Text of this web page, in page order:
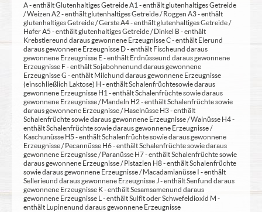
A - enthält Glutenhaltiges Getreide A1 - enthält glutenhaltiges Getreide
/ Weizen A2 - enthält glutenhaltiges Getreide / Roggen A3 - enthält
glutenhaltiges Getreide / Gerste A4 - enthält glutenhaltiges Getreide /
Hafer A5 - enthält glutenhaltiges Getreide / Dinkel B - enthält
Krebstiere und daraus gewonnene Erzeugnisse C - enthält Eier und
daraus gewonnene Erzeugnisse D - enthält Fische und daraus
gewonnene Erzeugnisse E - enthält Erdnüsse und daraus gewonnene
Erzeugnisse F - enthält Sojabohnen und daraus gewonnene
Erzeugnisse G - enthält Milch und daraus gewonnene Erzeugnisse
(einschließlich Laktose) H - enthält Schalenfrüchte sowie daraus
gewonnene Erzeugnisse H1 - enthält Schalenfrüchte sowie daraus
gewonnene Erzeugnisse / Mandeln H2 - enthält Schalenfrüchte sowie
daraus gewonnene Erzeugnisse / Haselnüsse H3 - enthält
Schalenfrüchte sowie daraus gewonnene Erzeugnisse / Walnüsse H4 -
enthält Schalenfrüchte sowie daraus gewonnene Erzeugnisse /
Kaschunüsse H5 - enthält Schalenfrüchte sowie daraus gewonnene
Erzeugnisse / Pecannüsse H6 - enthält Schalenfrüchte sowie daraus
gewonnene Erzeugnisse / Paranüsse H7 - enthält Schalenfrüchte sowie
daraus gewonnene Erzeugnisse / Pistazien H8 - enthält Schalenfrüchte
sowie daraus gewonnene Erzeugnisse / Macadamianüsse I - enthält
Sellerie und daraus gewonnene Erzeugnisse J - enthält Senf und daraus
gewonnene Erzeugnisse K - enthält Sesamsamen und daraus
gewonnene Erzeugnisse L - enthält Sulfit oder Schwefeldioxid M -
enthält Lupinen und daraus gewonnene Erzeugnisse